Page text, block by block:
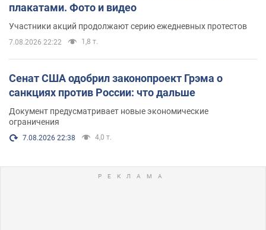
плакатами. Фото и видео
Участники акций продолжают серию ежедневных протестов
7.08.2026 22:22 1,8 т.
Сенат США одобрил законопроект Грэма о
санкциях против России: что дальше
Документ предусматривает новые экономические
ограничения
7.08.2026 22:38 4,0 т.